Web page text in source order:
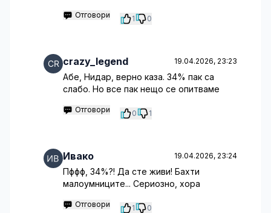
Отговори 1 0
crazy_legend 19.04.2026, 23:23
Абе, Нидар, верно каза. 34% пак са
слабо. Но все пак нещо се опитваме
Отговори 0 1
Ивако 19.04.2026, 23:24
Пффф, 34%?! Да сте живи! Бахти
малоумниците... Сериозно, хора
Отговори 1 0